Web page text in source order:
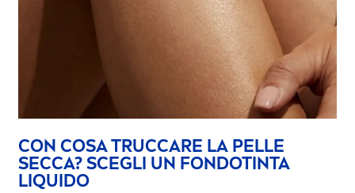
CON COSA TRUCCARE LA PELLE
SECCA? SCEGLI UN FONDOTINTA
LIQUIDO